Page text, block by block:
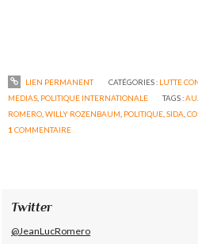
LIEN PERMANENT CATÉGORIES : LUTTE
MEDIAS POLITIQUE INTERNATIONALE TAGS :
ROMERO ,WILLY ROZENBAUM POLITIQUE ,SIDA ,
1 COMMENTAIRE
Twitter
@JeanLucRomero